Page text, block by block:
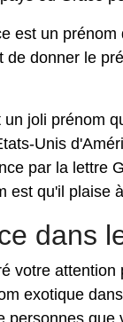
est un
de donner le
joli prénom
Unis
par la lettre
est qu'il plaise
dans
votre
exotique
personnes